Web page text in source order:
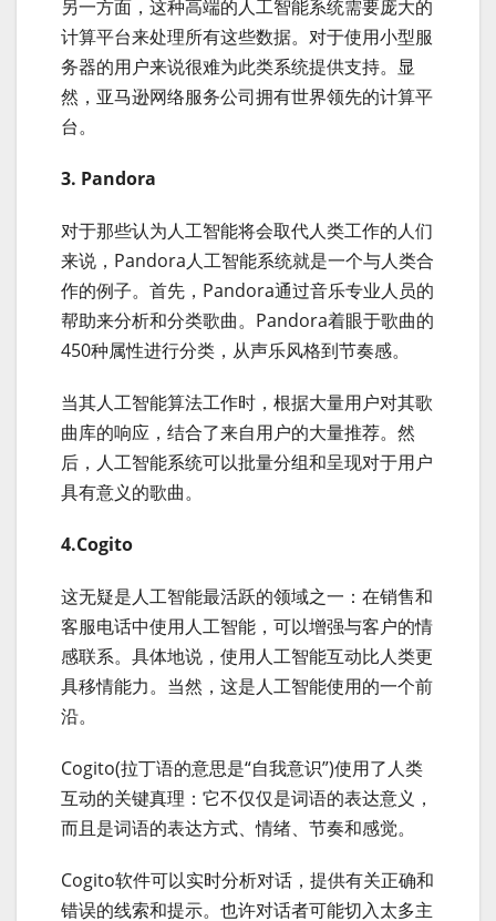
另一方面，这种高端的人工智能系统需要庞大的
计算平台来处理所有这些数据。对于使用小型服
务器的用户来说很难为此类系统提供支持。显
然，亚马逊网络服务公司拥有世界领先的计算平
台。
3. Pandora
对于那些认为人工智能将会取代人类工作的人们
来说，Pandora人工智能系统就是一个与人类合
作的例子。首先，Pandora通过音乐专业人员的
帮助来分析和分类歌曲。Pandora着眼于歌曲的
450种属性进行分类，从声乐风格到节奏感。
当其人工智能算法工作时，根据大量用户对其歌
曲库的响应，结合了来自用户的大量推荐。然
后，人工智能系统可以批量分组和呈现对于用户
具有意义的歌曲。
4.Cogito
这无疑是人工智能最活跃的领域之一：在销售和
客服电话中使用人工智能，可以增强与客户的情
感联系。具体地说，使用人工智能互动比人类更
具移情能力。当然，这是人工智能使用的一个前
沿。
Cogito(拉丁语的意思是“自我意识”)使用了人类
互动的关键真理：它不仅仅是词语的表达意义，
而且是词语的表达方式、情绪、节奏和感觉。
Cogito软件可以实时分析对话，提供有关正确和
错误的线索和提示。也许对话者可能切入太多主